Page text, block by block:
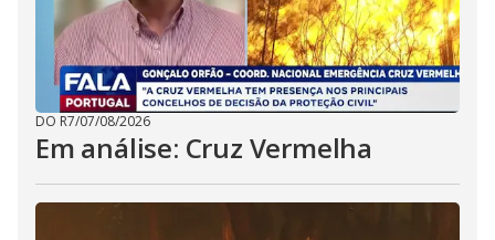
DO R7/07/08/2026
Em análise: Cruz Vermelha